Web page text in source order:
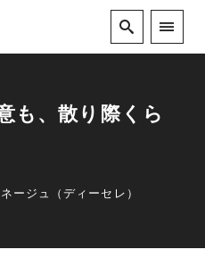
も、散り際くら
ネージュ（ディーセレ）